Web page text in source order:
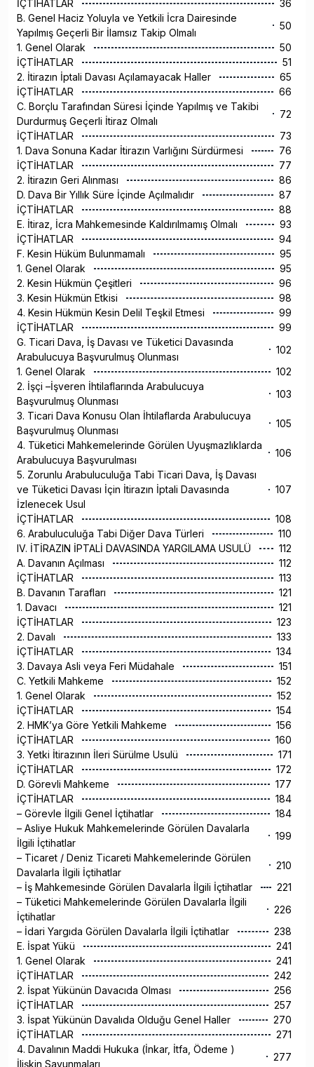
İÇTİHATLAR
36
B. Genel Haciz Yoluyla ve Yetkili İcra Dairesinde
Yapılmış Geçerli Bir İlamsız Takip Olmalı
50
1. Genel Olarak
50
İÇTİHATLAR
51
2. İtirazın İptali Davası Açılamayacak Haller
65
İÇTİHATLAR
66
C. Borçlu Tarafından Süresi İçinde Yapılmış ve Takibi
Durdurmuş Geçerli İtiraz Olmalı
72
İÇTİHATLAR
73
1. Dava Sonuna Kadar İtirazın Varlığını Sürdürmesi
76
İÇTİHATLAR
77
2. İtirazın Geri Alınması
86
D. Dava Bir Yıllık Süre İçinde Açılmalıdır
87
İÇTİHATLAR
88
E. İtiraz, İcra Mahkemesinde Kaldırılmamış Olmalı
93
İÇTİHATLAR
94
F. Kesin Hüküm Bulunmamalı
95
1. Genel Olarak
95
2. Kesin Hükmün Çeşitleri
96
3. Kesin Hükmün Etkisi
98
4. Kesin Hükmün Kesin Delil Teşkil Etmesi
99
İÇTİHATLAR
99
G. Ticari Dava, İş Davası ve Tüketici Davasında
Arabulucuya Başvurulmuş Olunması
102
1. Genel Olarak
102
2. İşçi –İşveren İhtilaflarında Arabulucuya
Başvurulmuş Olunması
103
3. Ticari Dava Konusu Olan İhtilaflarda Arabulucuya
Başvurulmuş Olunması
105
4. Tüketici Mahkemelerinde Görülen Uyuşmazlıklarda
Arabulucuya Başvurulması
106
5. Zorunlu Arabuluculuğa Tabi Ticari Dava, İş Davası
ve Tüketici Davası İçin İtirazın İptali Davasında
İzlenecek Usul
107
İÇTİHATLAR
108
6. Arabuluculuğa Tabi Diğer Dava Türleri
110
IV. İTİRAZIN İPTALİ DAVASINDA YARGILAMA USULÜ
112
A. Davanın Açılması
112
İÇTİHATLAR
113
B. Davanın Tarafları
121
1. Davacı
121
İÇTİHATLAR
123
2. Davalı
133
İÇTİHATLAR
134
3. Davaya Asli veya Feri Müdahale
151
C. Yetkili Mahkeme
152
1. Genel Olarak
152
İÇTİHATLAR
154
2. HMK’ya Göre Yetkili Mahkeme
156
İÇTİHATLAR
160
3. Yetki İtirazının İleri Sürülme Usulü
171
İÇTİHATLAR
172
D. Görevli Mahkeme
177
İÇTİHATLAR
184
– Görevle İlgili Genel İçtihatlar
184
– Asliye Hukuk Mahkemelerinde Görülen Davalarla
İlgili İçtihatlar
199
– Ticaret / Deniz Ticareti Mahkemelerinde Görülen
Davalarla İlgili İçtihatlar
210
– İş Mahkemesinde Görülen Davalarla İlgili İçtihatlar
221
– Tüketici Mahkemelerinde Görülen Davalarla İlgili
İçtihatlar
226
– İdari Yargıda Görülen Davalarla İlgili İçtihatlar
238
E. İspat Yükü
241
1. Genel Olarak
241
İÇTİHATLAR
242
2. İspat Yükünün Davacıda Olması
256
İÇTİHATLAR
257
3. İspat Yükünün Davalıda Olduğu Genel Haller
270
İÇTİHATLAR
271
4. Davalının Maddi Hukuka (İnkar, İtfa, Ödeme )
İlişkin Savunmaları
277